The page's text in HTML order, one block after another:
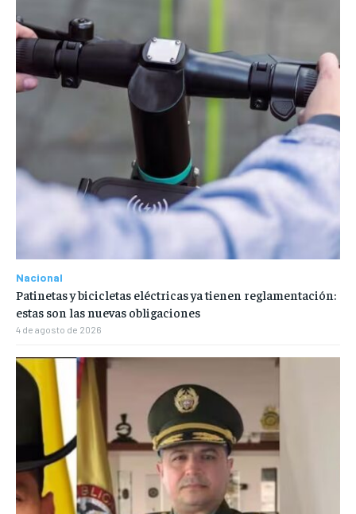
Nacional
Patinetas y bicicletas eléctricas ya tienen reglamentación:
estas son las nuevas obligaciones
4 de agosto de 2026